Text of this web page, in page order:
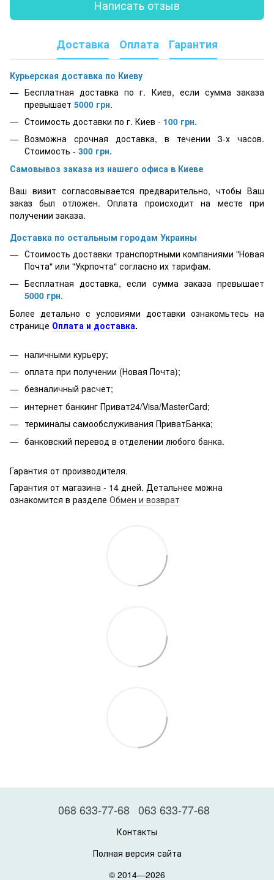
Написать отзыв
Доставка Оплата Гарантия
Курьерская доставка по Киеву
Бесплатная доставка по г. Киев, если сумма заказа
превышает 5000 грн.
Стоимость доставки по г. Киев - 100 грн.
Возможна срочная доставка, в течении 3-х часов.
Стоимость - 300 грн.
Самовывоз заказа из нашего офиса в Киеве
Ваш визит согласовывается предварительно, чтобы Ваш
заказ был отложен. Оплата происходит на месте при
получении заказа.
Доставка по остальным городам Украины
Стоимость доставки транспортными компаниями "Новая
Почта" или "Укрпочта" согласно их тарифам.
Бесплатная доставка, если сумма заказа превышает
5000 грн.
Более детально с условиями доставки ознакомьтесь на
странице Оплата и доставка.
наличными курьеру;
оплата при получении (Новая Почта);
безналичный расчет;
интернет банкинг Приват24/Visa/MasterCard;
терминалы самообслуживания ПриватБанка;
банковский перевод в отделении любого банка.
Гарантия от производителя.
Гарантия от магазина - 14 дней. Детальнее можна
ознакомится в разделе Обмен и возврат
068 633-77-68 063 633-77-68
Контакты
Полная версия сайта
© 2014—2026